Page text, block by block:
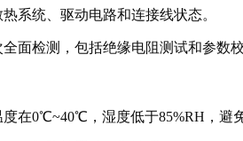
系统、驱动电路和连接线状态。
面检测，包括绝缘电阻测试和参数校
在0℃~40℃，湿度低于85%RH，避